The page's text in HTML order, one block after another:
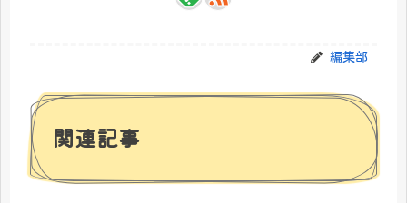
編集部
関連記事